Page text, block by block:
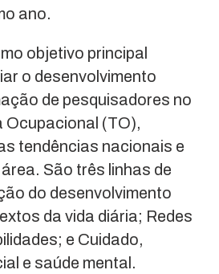
ano.
objetivo principal
o desenvolvimento
de pesquisadores no
Ocupacional (TO),
tendências nacionais e
São três linhas de
do desenvolvimento
da vida diária; Redes
e Cuidado,
e saúde mental.